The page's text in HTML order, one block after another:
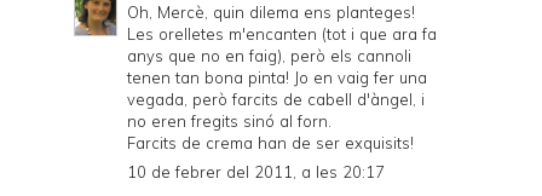
Oh, Mercè, quin dilema ens planteges!
Les orelletes m'encanten (tot i que ara fa
anys que no en faig), però els cannoli
tenen tan bona pinta! Jo en vaig fer una
vegada, però farcits de cabell d'àngel, i
no eren fregits sinó al forn.
Farcits de crema han de ser exquisits!
10 de febrer del 2011, a les 20:17